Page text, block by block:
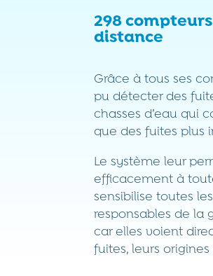
298
distance
Grâce à tous ses
pu détecter des
chasses d’eau qui
que des fuites plus
Le système leur
efficacement à
sensibilise toutes
responsables de la
car elles voient
fuites, leurs